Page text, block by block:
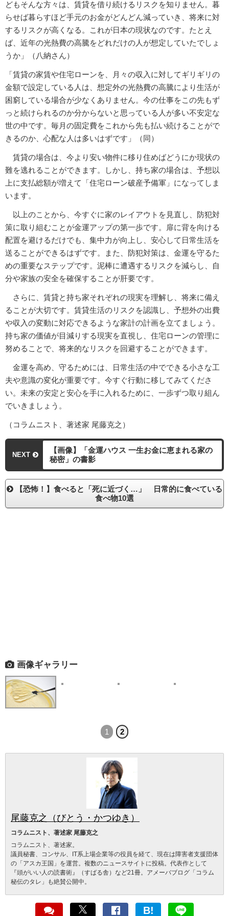
どもそんな方々は、賃貸を借り続けるリスクを知りません。暮
らせば暮らすほど手元のお金がどんどん減っていき、将来に対
するリスクが高くなる。これが日本の現状なのです。たとえ
ば、近年の光熱費の高騰をどれだけの人が想定していたでしょ
うか」（八納さん）
「賃貸の家賃や住宅ローンを、月々の収入に対してギリギリの
金額で設定している人は、想定外の光熱費の高騰により生活が
困窮している場合が少なくありません。今の仕事をこの先もず
っと続けられるのか分からないと思っている人が多い不安定な
世の中です。毎月の固定費をこれから先も払い続けることがで
きるのか、心配な人は多いはずです」（同）
賃貸の場合は、今より安い物件に移り住めばどうにか現状の
難を逃れることができます。しかし、持ち家の場合は、予想以
上に支払総額が増えて「住宅ローン破産予備軍」になってしま
います。
以上のことから、今すぐに家のレイアウトを見直し、防犯対
策に取り組むことが金運アップの第一歩です。扉に背を向ける
配置を避けるだけでも、集中力が向上し、安心して日常生活を
送ることができるはずです。また、防犯対策は、金運を守るた
めの重要なステップです。泥棒に遭遇するリスクを減らし、自
分や家族の安全を確保することが肝要です。
さらに、賃貸と持ち家それぞれの現実を理解し、将来に備え
ることが大切です。賃貸生活のリスクを認識し、予想外の出費
や収入の変動に対応できるような家計の計画を立てましょう。
持ち家の価値が目減りする現実を直視し、住宅ローンの管理に
努めることで、将来的なリスクを回避することができます。
金運を高め、守るためには、日常生活の中でできる小さな工
夫や意識の変化が重要です。今すぐ行動に移してみてくださ
い。未来の安定と安心を手に入れるために、一歩ずつ取り組ん
でいきましょう。
（コラムニスト、著述家 尾藤克之）
NEXT
【画像】「金運ハウス 一生お金に恵まれる家の
秘密」の書影
【恐怖！】食べると「死に近づく…」 日常的に食べている
食べ物10選
画像ギャラリー
1 2
尾藤克之（びとう・かつゆき）
コラムニスト、著述家 尾藤克之
コラムニスト、著述家。
議員秘書、コンサル、IT系上場企業等の役員を経て、現在は障害者支援団体
の「アスカ王国」を運営。複数のニュースサイトに投稿。代表作として
『頭がいい人の読書術』（すばる舎）など21冊。アメーバブログ「コラム
秘伝のタレ」も絶賛公開中。
B!